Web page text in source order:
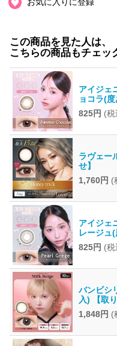
この商品を見た人は、
こちらの商品もチェッ
アイジェ
ョコラ(
825円 (税
ラヴェー
せ】
1,760円 (
アイジェ
レージュ(
825円 (税
バンビシ
入) 【取
1,848円 (